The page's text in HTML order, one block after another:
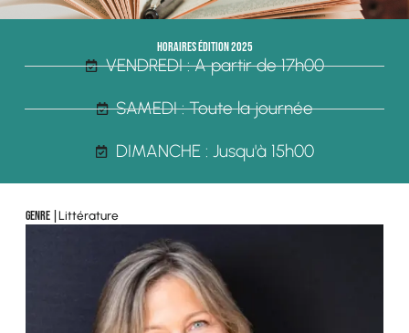
Horaires édition 2025
VENDREDI : A partir de 17h00
SAMEDI : Toute la journée
DIMANCHE : Jusqu'à 15h00
Genre | Littérature